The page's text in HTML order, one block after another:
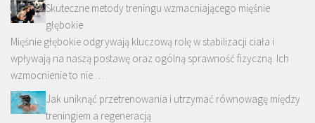
Skuteczne metody treningu wzmacniającego mięśnie
głębokie
Mięśnie głębokie odgrywają kluczową rolę w stabilizacji ciała i
wpływają na naszą postawę oraz ogólną sprawność fizyczną. Ich
wzmocnienie to nie …
Jak uniknąć przetrenowania i utrzymać równowagę między
treningiem a regeneracją